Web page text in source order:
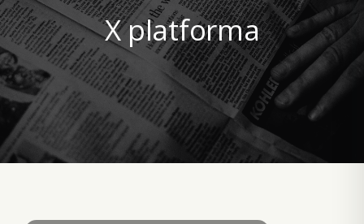
X platforma